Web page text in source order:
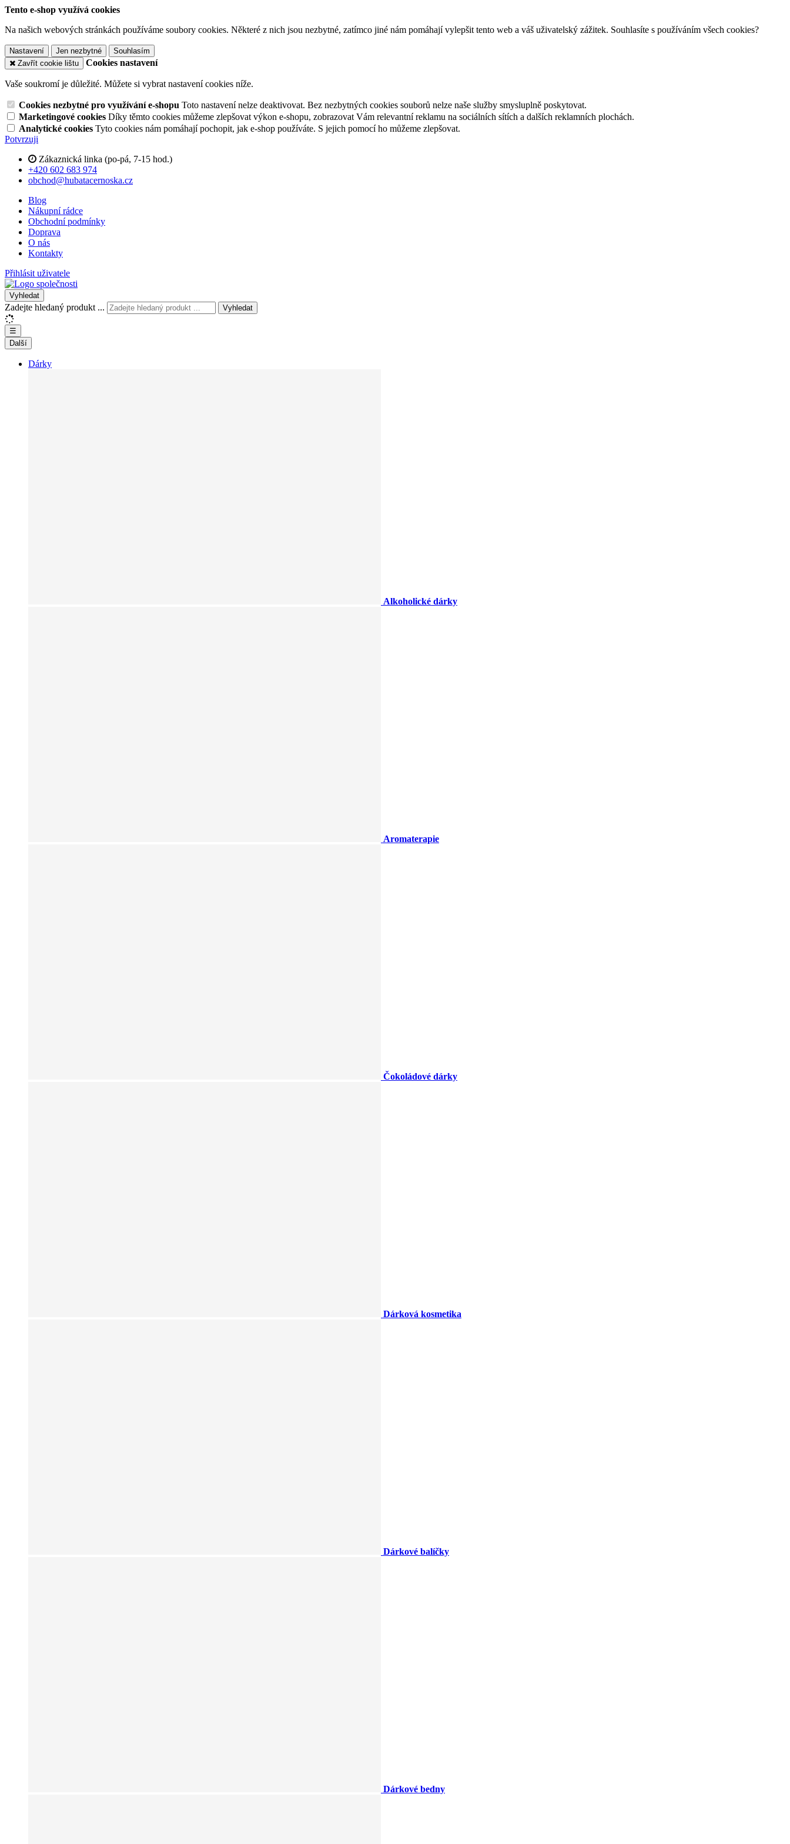
Tento e-shop využívá cookies
Na našich webových stránkách používáme soubory cookies. Některé z nich jsou nezbytné, zatímco jiné nám pomáhají vylepšit tento web a váš uživatelský zážitek. Souhlasíte s používáním všech cookies?
Nastavení Jen nezbytné
Souhlasím
Zavřít cookie lištu
Cookies nastavení
Vaše soukromí je důležité. Můžete si vybrat nastavení cookies níže.
Cookies nezbytné pro využívání e-shopu Toto nastavení nelze deaktivovat. Bez nezbytných cookies souborů nelze naše služby smysluplně poskytovat.
Marketingové cookies Díky těmto cookies můžeme zlepšovat výkon e-shopu, zobrazovat Vám relevantní reklamu na sociálních sítích a dalších reklamních plochách.
Analytické cookies Tyto cookies nám pomáhají pochopit, jak e-shop používáte. S jejich pomocí ho můžeme zlepšovat.
Potvrzuji
Zákaznická linka (po-pá, 7-15 hod.)
+420 602 683 974
obchod@hubatacernoska.cz
Blog
Nákupní rádce
Obchodní podmínky
Doprava
O nás
Kontakty
Přihlásit uživatele
Vyhledat
Zadejte hledaný produkt ... Vyhledat
☰
Další
Dárky
Alkoholické dárky
Aromaterapie
Čokoládové dárky
Dárková kosmetika
Dárkové balíčky
Dárkové bedny